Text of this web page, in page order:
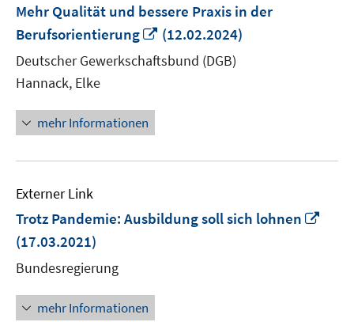
Mehr Qualität und bessere Praxis in der
Berufsorientierung
In
neuem
Fenster
(12.02.2024)
Deutscher Gewerkschaftsbund (DGB)
Hannack, Elke
mehr Informationen
Externer Link
Trotz Pandemie: Ausbildung soll sich lohnen
(17.03.2021)
Bundesregierung
mehr Informationen